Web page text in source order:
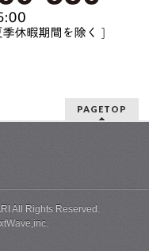
PAGETOP
All Rights Reserved.